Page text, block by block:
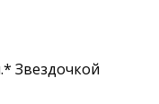
Звездочкой